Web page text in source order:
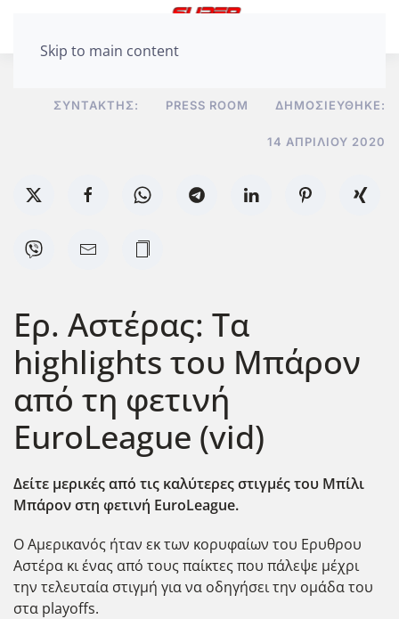
Skip to main content
ΣΥΝΤΆΚΤΗΣ: PRESS ROOM ΔΗΜΟΣΙΕΎΘΗΚΕ:
14 ΑΠΡΙΛΊΟΥ 2020
Ερ. Αστέρας: Τα
highlights του Μπάρον
από τη φετινή
EuroLeague (vid)
Δείτε μερικές από τις καλύτερες στιγμές του Μπίλι
Μπάρον στη φετινή EuroLeague.
Ο Αμερικανός ήταν εκ των κορυφαίων του Ερυθρου
Αστέρα κι ένας από τους παίκτες που πάλεψε μέχρι
την τελευταία στιγμή για να οδηγήσει την ομάδα του
στα playoffs.